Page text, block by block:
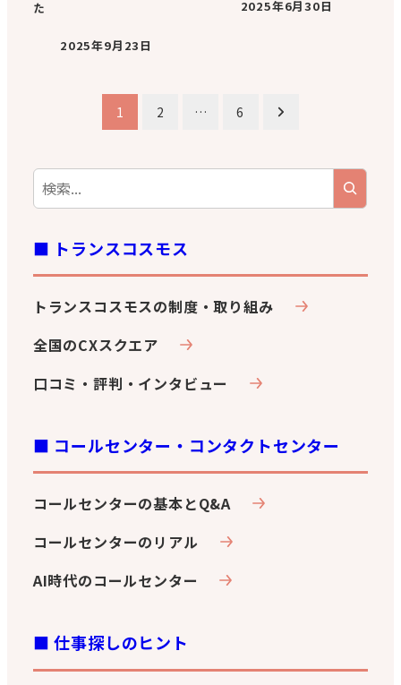
た
2025年9月23日
2025年6月30日
の
ー
ジ
送
1 2 … 6
■ トランスコスモス
トランスコスモスの制度・取り組み
全国のCXスクエア
口コミ・評判・インタビュー
■ コールセンター・コンタクトセンター
コールセンターの基本とQ&A
コールセンターのリアル
AI時代のコールセンター
■ 仕事探しのヒント